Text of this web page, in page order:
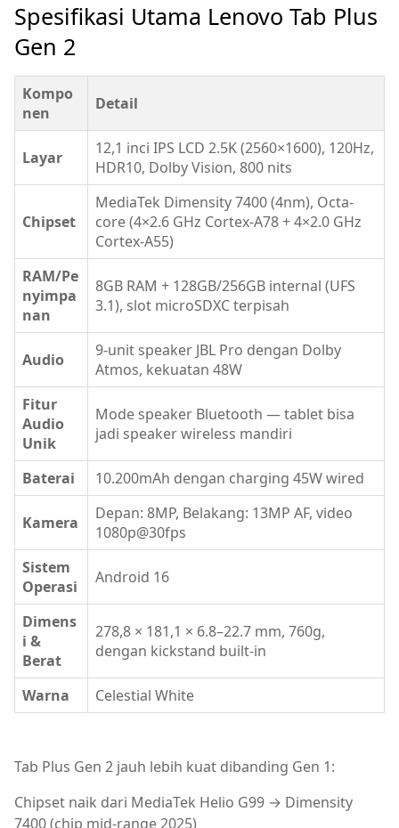
Spesifikasi Utama Lenovo Tab Plus
Gen 2
Kompo
nen
Detail
Layar
12,1 inci IPS LCD 2.5K (2560×1600), 120Hz,
HDR10, Dolby Vision, 800 nits
Chipset
MediaTek Dimensity 7400 (4nm), Octa-
core (4×2.6 GHz Cortex-A78 + 4×2.0 GHz
Cortex-A55)
RAM/Pe
nyimpa
nan
8GB RAM + 128GB/256GB internal (UFS
3.1), slot microSDXC terpisah
Audio
9-unit speaker JBL Pro dengan Dolby
Atmos, kekuatan 48W
Fitur
Audio
Unik
Mode speaker Bluetooth — tablet bisa
jadi speaker wireless mandiri
Baterai 10.200mAh dengan charging 45W wired
Kamera
Depan: 8MP, Belakang: 13MP AF, video
1080p@30fps
Sistem
Operasi
Android 16
Dimens
i &
Berat
278,8 × 181,1 × 6.8–22.7 mm, 760g,
dengan kickstand built-in
Warna Celestial White
Tab Plus Gen 2 jauh lebih kuat dibanding Gen 1:
Chipset naik dari MediaTek Helio G99 → Dimensity
7400 (chip mid-range 2025)